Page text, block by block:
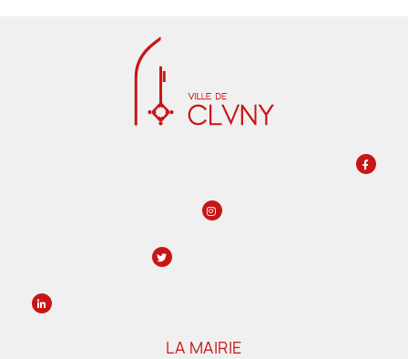
LA MAIRIE